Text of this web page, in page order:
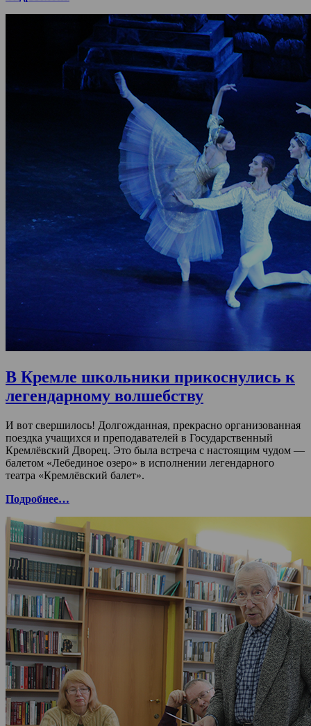
В Кремле школьники прикоснулись к
легендарному волшебству
И вот свершилось! Долгожданная, прекрасно организованная
поездка учащихся и преподавателей в Государственный
Кремлёвский Дворец. Это была встреча с настоящим чудом —
балетом «Лебединое озеро» в исполнении легендарного
театра «Кремлёвский балет».
Подробнее…